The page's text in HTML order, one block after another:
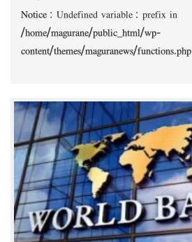
Notice : Undefined variable: prefix in
/home/magurane/public_html/wp-
content/themes/maguranews/functions.php